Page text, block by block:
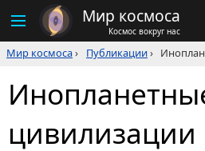
Мир космоса
Космос вокруг нас
Мир космоса› Публикации›
цивилизации